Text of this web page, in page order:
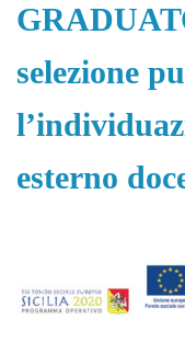
selezione
esterno